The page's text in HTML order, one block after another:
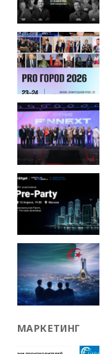
МАРКЕТИНГ